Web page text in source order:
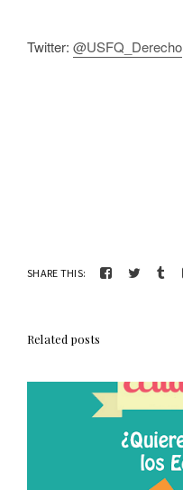
Twitter: @USFQ_Derecho
SHARE THIS:
Related posts